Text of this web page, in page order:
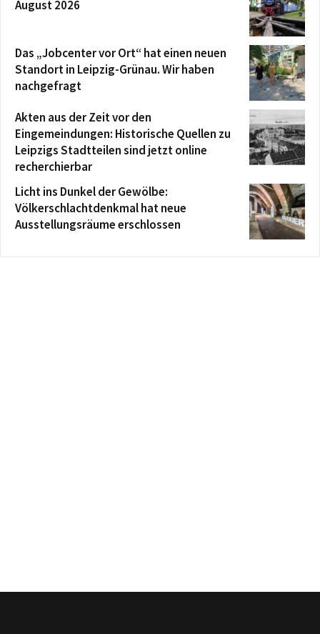
August 2026
Das „Jobcenter vor Ort“ hat einen neuen
Standort in Leipzig-Grünau. Wir haben
nachgefragt
Akten aus der Zeit vor den
Eingemeindungen: Historische Quellen zu
Leipzigs Stadtteilen sind jetzt online
recherchierbar
Licht ins Dunkel der Gewölbe:
Völkerschlachtdenkmal hat neue
Ausstellungsräume erschlossen